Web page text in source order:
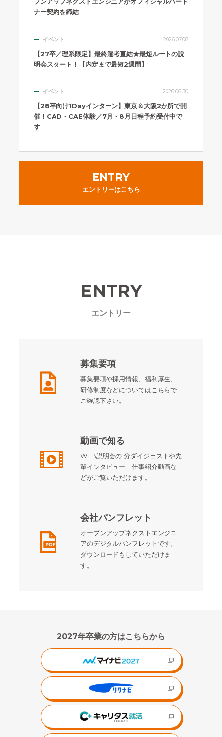
ナー契約を締結
イベント 2026.07.08
【27卒／理系限定】最終選考直結★最短ルートの説
明会スタート！【内定まで最短2週間】
イベント 2026.06.30
【28卒向け1Dayインターン】東京＆大阪2か所で開
催！CAD・CAE体験／7月・8月日程予約受付中で
す
ENTRY
エントリーはこちら
ENTRY
エントリー
募集要項
募集要項や採用情報、福利厚生、
研修制度などについてはこちらで
ご確認下さい。
動画で知る
WEB説明会の1分ダイジェストや先
輩インタビュー、仕事紹介動画な
どがご覧いただけます。
会社パンフレット
オープンアップネクストエンジニ
アのデジタルパンフレットです。
ダウンロードもしていただけま
す。
2027年卒業の方はこちらから